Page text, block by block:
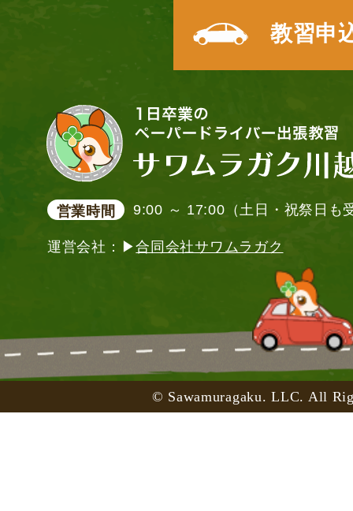
教習申
営業時間 9:00 ～ 17:00（土日・祝祭日も
運営会社：▶合同会社サワムラガク
© Sawamuragaku. LLC. All